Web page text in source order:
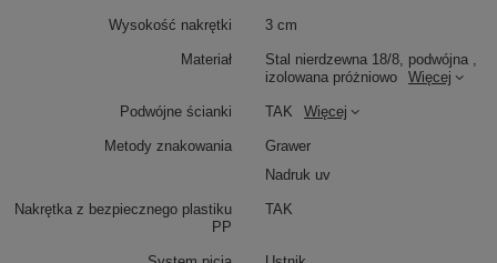
Wysokość nakrętki 3 cm
Materiał
Stal nierdzewna 18/8, podwójna ,
izolowana próżniowo
Więcej
Podwójne ścianki TAK Więcej
Metody znakowania
Grawer
Nadruk uv
Nakrętka z bezpiecznego plastiku
PP
TAK